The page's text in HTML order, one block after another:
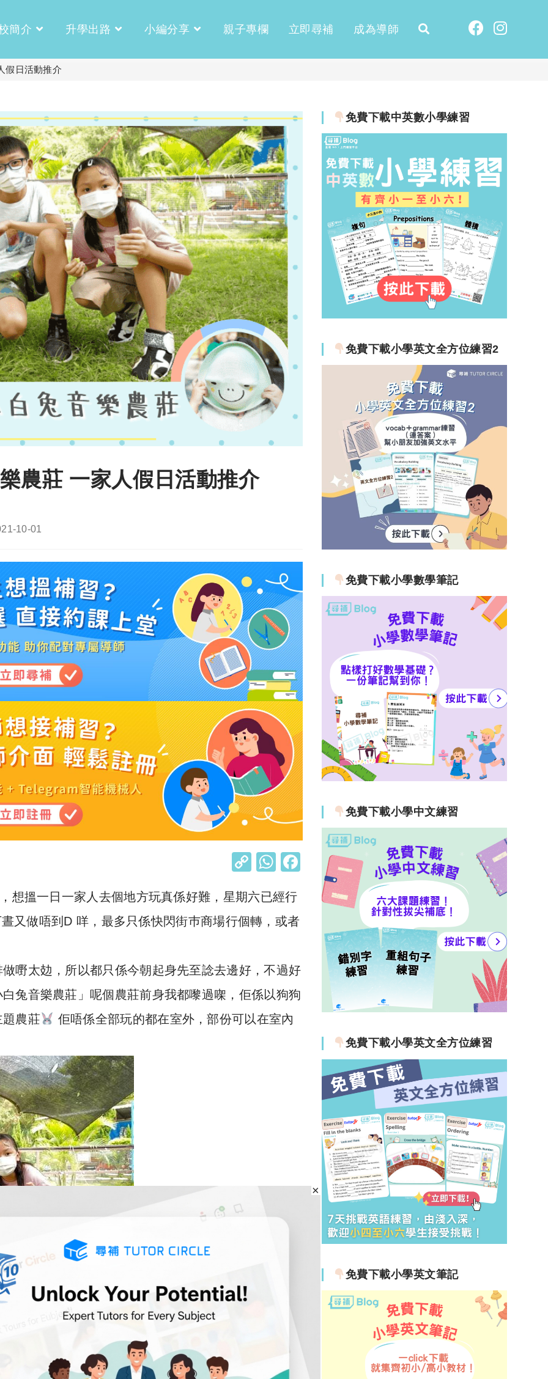
簡介 升學出路 小編分享 親子專欄 立即尋補 成為導師
假日活動推介
農莊 一家人假日活動推介
10-01
C
p
y
n
k
W
at
s
p
p
想搵一日一家人去個地方玩真係好難，星期六已經行
又做唔到D 咩，最多只係快閃街巿商場行個轉，或者
嘢太攰，所以都只係今朝起身先至諗去邊好，不過好
兔音樂農莊」呢個農莊前身我都嚟過㗎，佢係以狗狗
農莊
佢唔係全部玩的都在室外，部份可以在室內
去玩，但講真我呢針仲冇事過第一針，只係隻手個打
姑娘手勢好，所以當時我連打咗都唔知，我仲問佢
免費下載中英數小學練習
免費下載小學英文全方位練習2
免費下載小學數學筆記
免費下載小學中文練習
免費下載小學英文全方位練習
免費下載小學英文筆記